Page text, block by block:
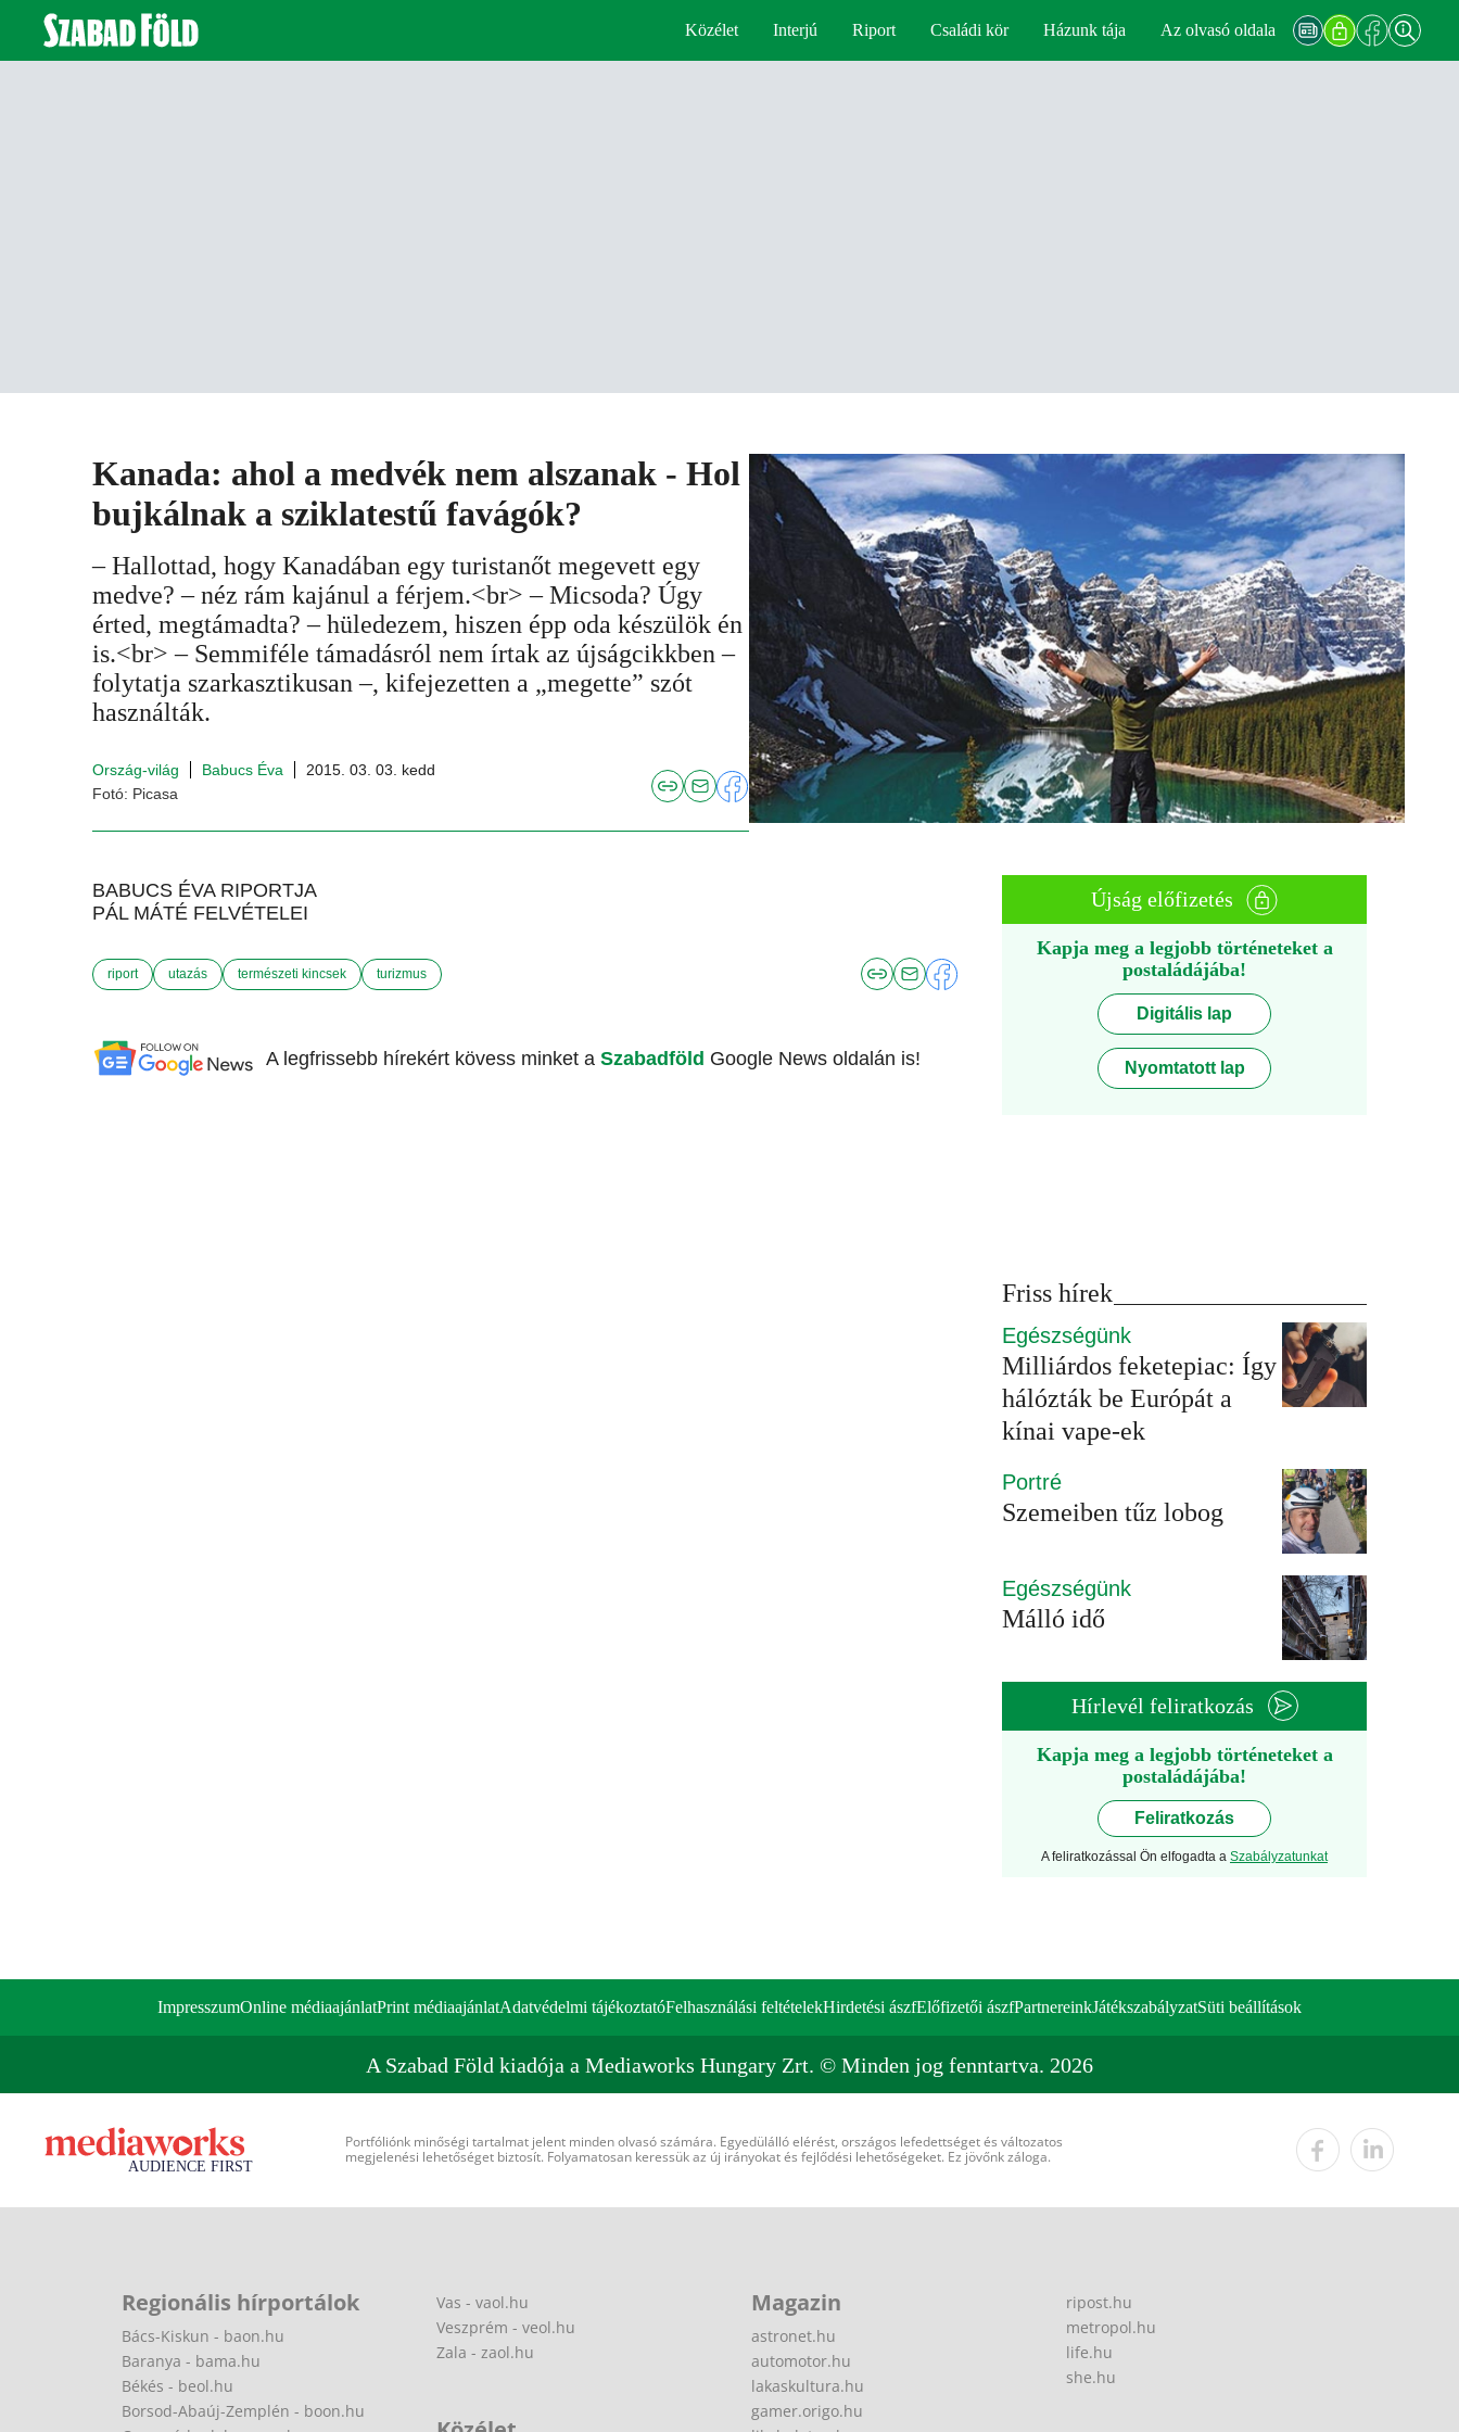
Közélet Interjú Riport Családi kör Házunk tája Az olvasó oldala
Kanada: ahol a medvék nem alszanak - Hol
bujkálnak a sziklatestű favágók?
– Hallottad, hogy Kanadában egy turistanőt megevett egy
medve? – néz rám kajánul a férjem.<br> – Micsoda? Úgy
érted, megtámadta? – hüledezem, hiszen épp oda készülök én
is.<br> – Semmiféle támadásról nem írtak az újságcikkben –
folytatja szarkasztikusan –, kifejezetten a „megette” szót
használták.
Ország-világ Babucs Éva
2015. 03. 03. kedd
Fotó: Picasa
BABUCS ÉVA RIPORTJA
PÁL MÁTÉ FELVÉTELEI
riport utazás természeti kincsek turizmus
A legfrissebb hírekért kövess minket a Szabadföld Google News oldalán is!
Újság előfizetés
Kapja meg a legjobb történeteket a
postaládájába!
Digitális lap
Nyomtatott lap
Friss hírek
Egészségünk
Milliárdos feketepiac: Így
hálózták be Európát a
kínai vape-ek
Portré
Szemeiben tűz lobog
Egészségünk
Málló idő
Hírlevél feliratkozás
Kapja meg a legjobb történeteket a
postaládájába!
Feliratkozás
A feliratkozással Ön elfogadta a Szabályzatunkat
ImpresszumOnline médiaajánlatPrint médiaajánlatAdatvédelmi tájékoztatóFelhasználási feltételekHirdetési ászfElőfizetői ászfPartnereinkJátékszabályzatSüti beállítások
A Szabad Föld kiadója a Mediaworks Hungary Zrt. © Minden jog fenntartva. 2026
Portfóliónk minőségi tartalmat jelent minden olvasó számára. Egyedülálló elérést, országos lefedettséget és változatos
megjelenési lehetőséget biztosít. Folyamatosan keressük az új irányokat és fejlődési lehetőségeket. Ez jövőnk záloga.
Regionális hírportálok
Bács-Kiskun - baon.hu
Baranya - bama.hu
Békés - beol.hu
Borsod-Abaúj-Zemplén - boon.hu
Vas - vaol.hu
Veszprém - veol.hu
Zala - zaol.hu
Magazin
astronet.hu
automotor.hu
lakaskultura.hu
gamer.origo.hu
ripost.hu
metropol.hu
life.hu
she.hu